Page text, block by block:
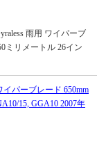
雨用 ワイパーブ
ミリメートル 26イン
パーブレード 650mm
15, GGA10 2007年